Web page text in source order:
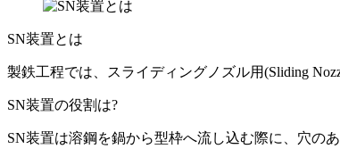
SN装置とは
製鉄工程では、スライディングノズル用(Sliding N
SN装置の役割は?
SN装置は溶鋼を鍋から型枠へ流し込む際に、穴の